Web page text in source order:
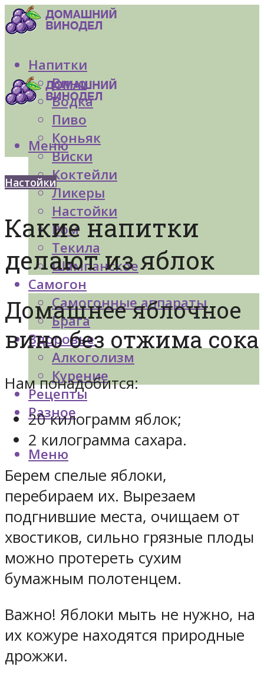
Напитки
Вино
Водка
Пиво
Коньяк
Виски
Коктейли
Ликеры
Настойки
Ром
Текила
Шампанское
Самогон
Самогонные аппараты
Брага
Здоровье
Алкоголизм
Курение
Рецепты
Разное
Меню
Меню
Настойки
Какие напитки
делают из яблок
Домашнее яблочное
вино без отжима сока
Нам понадобится:
20 килограмм яблок;
2 килограмма сахара.
Берем спелые яблоки,
перебираем их. Вырезаем
подгнившие места, очищаем от
хвостиков, сильно грязные плоды
можно протереть сухим
бумажным полотенцем.
Важно! Яблоки мыть не нужно, на
их кожуре находятся природные
дрожжи.